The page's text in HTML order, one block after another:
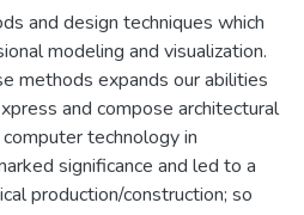
and design techniques which
modeling and visualization.
methods expands our abilities
and compose architectural
technology in
significance and led to a
production/construction; so